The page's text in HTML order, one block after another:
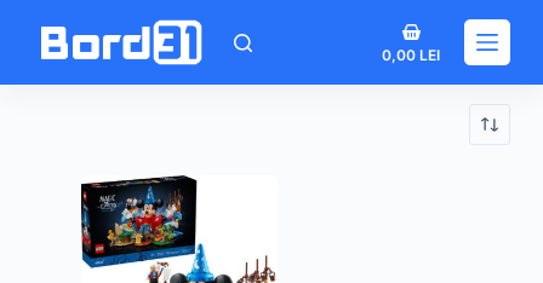
Coș
de
cumpărături
0,00LEI